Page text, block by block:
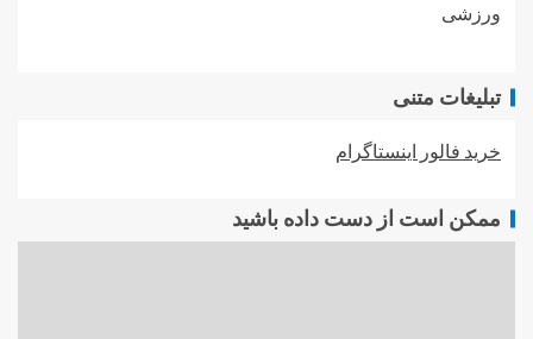
ورزشی
تبلیغات متنی
خرید فالور اینستاگرام
ممکن است از دست داده باشید